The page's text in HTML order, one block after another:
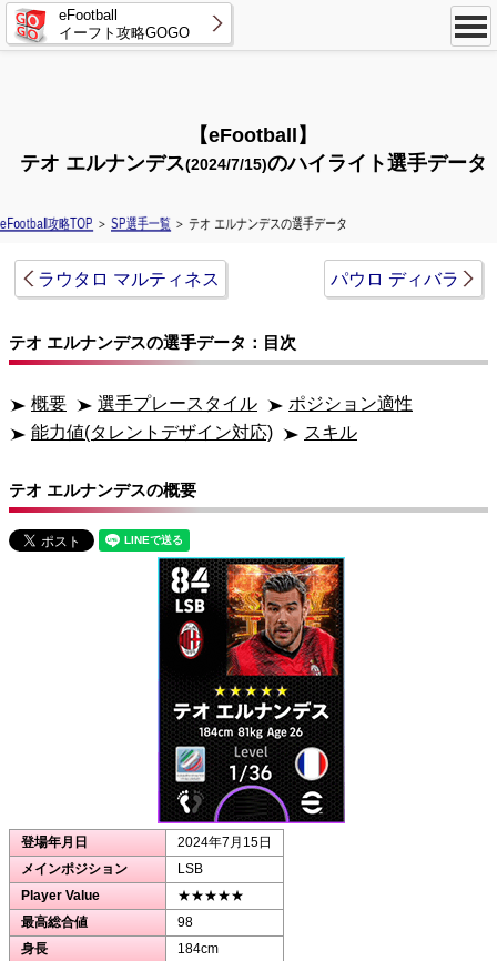
eFootball
イーフト攻略GOGO
【eFootball】
テオ エルナンデス(2024/7/15)のハイライト選手データ
eFootball攻略TOP ＞ SP選手一覧 ＞ テオ エルナンデスの選手データ
ラウタロ マルティネス パウロ ディバラ
テオ エルナンデスの選手データ：目次
概要 選手プレースタイル
ポジション適性
能力値(タレントデザイン対応)
スキル
テオ エルナンデスの概要
登場年月日
2024年7月15日
メインポジション
LSB
Player Value
★★★★★
最高総合値
98
身長
184cm